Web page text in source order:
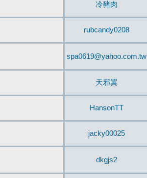
冷豬肉
rubcandy0208
spa0619@yahoo.com.tw
天邪翼
HansonTT
jacky00025
dkgjs2